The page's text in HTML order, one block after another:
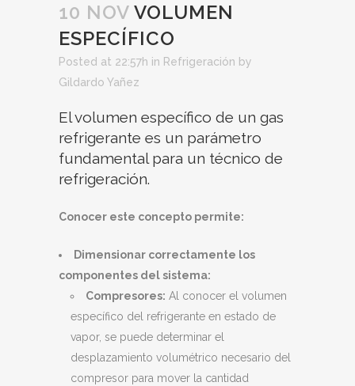
10 NOV VOLUMEN
ESPECÍFICO
Posted at 22:57h in Refrigeración by
Gildardo Yañez
El volumen específico de un gas
refrigerante es un parámetro
fundamental para un técnico de
refrigeración.
Conocer este concepto permite:
Dimensionar correctamente los
componentes del sistema:
Compresores: Al conocer el volumen
específico del refrigerante en estado de
vapor, se puede determinar el
desplazamiento volumétrico necesario del
compresor para mover la cantidad